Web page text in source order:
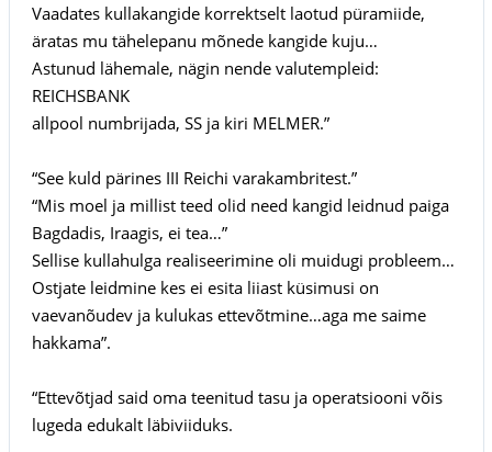
Vaadates kullakangide korrektselt laotud püramiide,
äratas mu tähelepanu mõnede kangide kuju…
Astunud lähemale, nägin nende valutempleid:
REICHSBANK
allpool numbrijada, SS ja kiri MELMER.”
“See kuld pärines III Reichi varakambritest.”
“Mis moel ja millist teed olid need kangid leidnud paiga
Bagdadis, Iraagis, ei tea…”
Sellise kullahulga realiseerimine oli muidugi probleem…
Ostjate leidmine kes ei esita liiast küsimusi on
vaevanõudev ja kulukas ettevõtmine…aga me saime
hakkama”.
“Ettevõtjad said oma teenitud tasu ja operatsiooni võis
lugeda edukalt läbiviiduks.